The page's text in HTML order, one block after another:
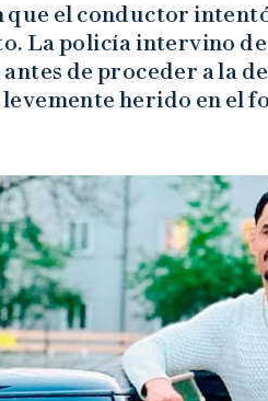
el conductor
La policía intervino
de proceder a la
herido en el